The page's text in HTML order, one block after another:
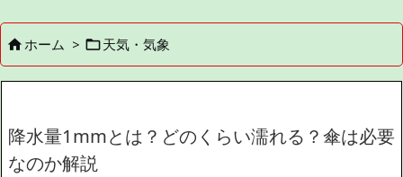
ホーム > 天気・気象
降水量1mmとは？どのくらい濡れる？傘は必要
なのか解説